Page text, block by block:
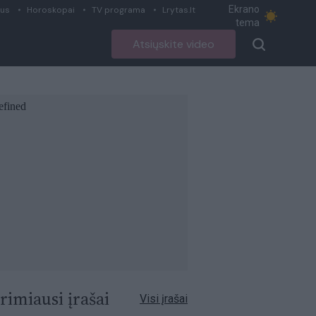
Horoskopai TV programa Lrytas.lt
Ekrano
tema
Atsiųskite video
įrašai Visi įrašai